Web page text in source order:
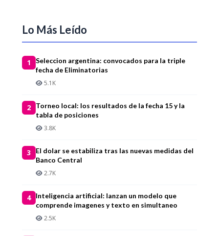
Lo Más Leído
1
Seleccion argentina: convocados para la triple
fecha de Eliminatorias
5.1K
2
Torneo local: los resultados de la fecha 15 y la
tabla de posiciones
3.8K
3
El dolar se estabiliza tras las nuevas medidas del
Banco Central
2.7K
4
Inteligencia artificial: lanzan un modelo que
comprende imagenes y texto en simultaneo
2.5K